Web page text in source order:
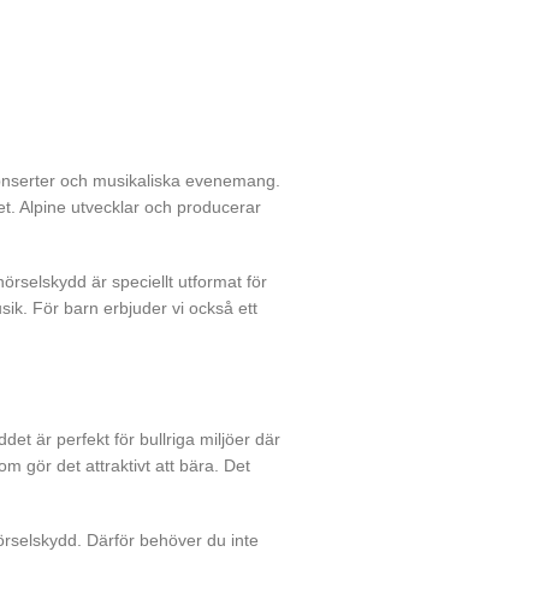
och musikaliska evenemang.
Alpine utvecklar och producerar
är speciellt utformat för
För barn erbjuder vi också ett
är perfekt för bullriga miljöer där
gör det attraktivt att bära. Det
Därför behöver du inte